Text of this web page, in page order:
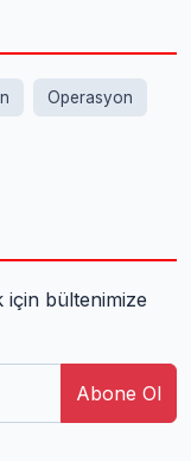
Operasyon
bültenimize
Abone Ol